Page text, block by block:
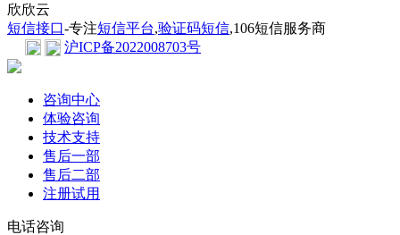
欣欣云
短信接口-专注短信平台,验证码短信,106短信服务商
沪ICP备2022008703号
咨询中心
体验咨询
技术支持
售后一部
售后二部
注册试用
电话咨询